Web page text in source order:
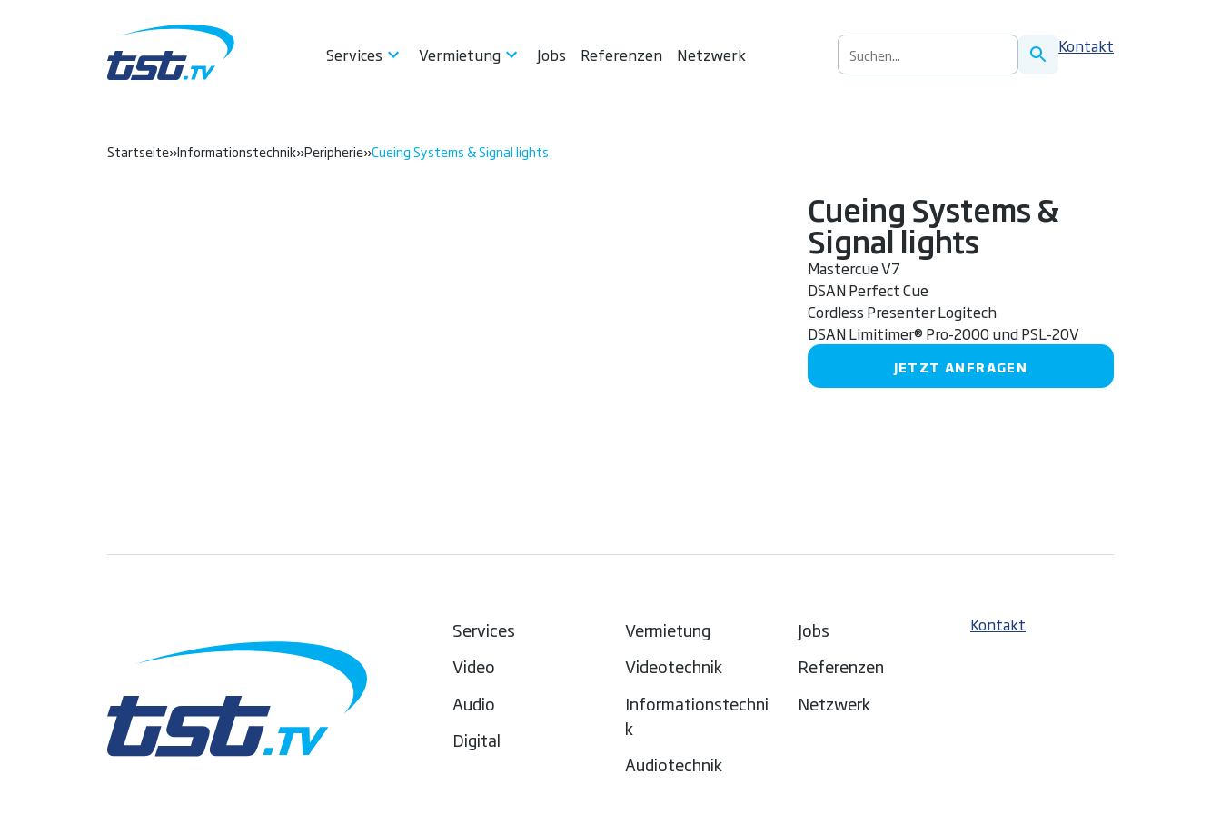
Services Vermietung Jobs Referenzen Netzwerk
S
u
c
h
:
Kontakt
Startseite»Informationstechnik»Peripherie»Cueing Systems & Signal lights
Cueing Systems &
Signal lights
Mastercue V7
DSAN Perfect Cue
Cordless Presenter Logitech
DSAN Limitimer® Pro-2000 und PSL-20V
JETZT ANFRAGEN
Services
Video
Audio
Digital
Vermietung
Videotechnik
Informationstechni
k
Audiotechnik
Jobs
Referenzen
Netzwerk
Kontakt